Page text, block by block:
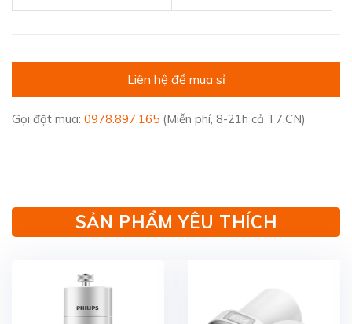
Liên hệ để mua sỉ
Gọi đặt mua: 0978.897.165 (Miễn phí, 8-21h cả T7,CN)
SẢN PHẨM YÊU THÍCH